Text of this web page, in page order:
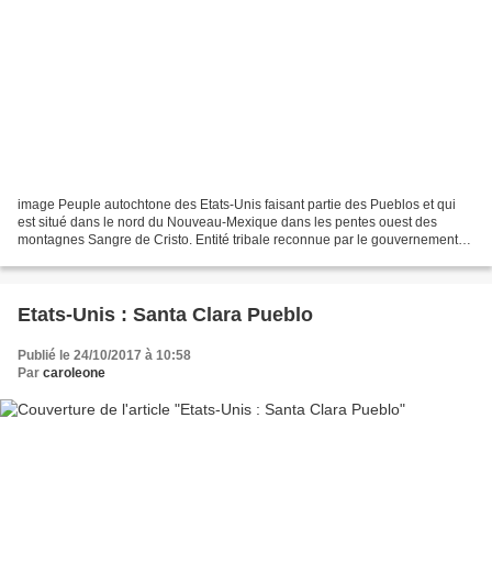
image Peuple autochtone des Etats-Unis faisant partie des Pueblos et qui
est situé dans le nord du Nouveau-Mexique dans les pentes ouest des
montagnes Sangre de Cristo. Entité tribale reconnue par le gouvernement
Etats-Unis : Santa Clara Pueblo
Publié le 24/10/2017 à 10:58
Par caroleone